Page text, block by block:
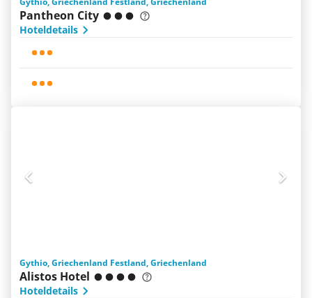
Pantheon City
Hoteldetails
Gythio, Griechenland Festland, Griechenland
Alistos Hotel
Hoteldetails